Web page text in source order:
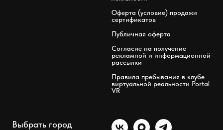
Оферта (условие) продажи
сертификатов
Публичная оферта
Согласие на получение
рекламной и информационной
рассылки
Правила пребывания в клубе
виртуальной реальности Portal
VR
Выбрать город